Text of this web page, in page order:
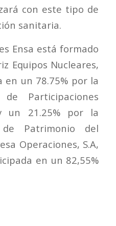
con este tipo de
sanitaria.
Ensa está formado
Equipos Nucleares,
en un 78.75% por la
de Participaciones
un 21.25% por la
de Patrimonio del
Operaciones, S.A,
en un 82,55%